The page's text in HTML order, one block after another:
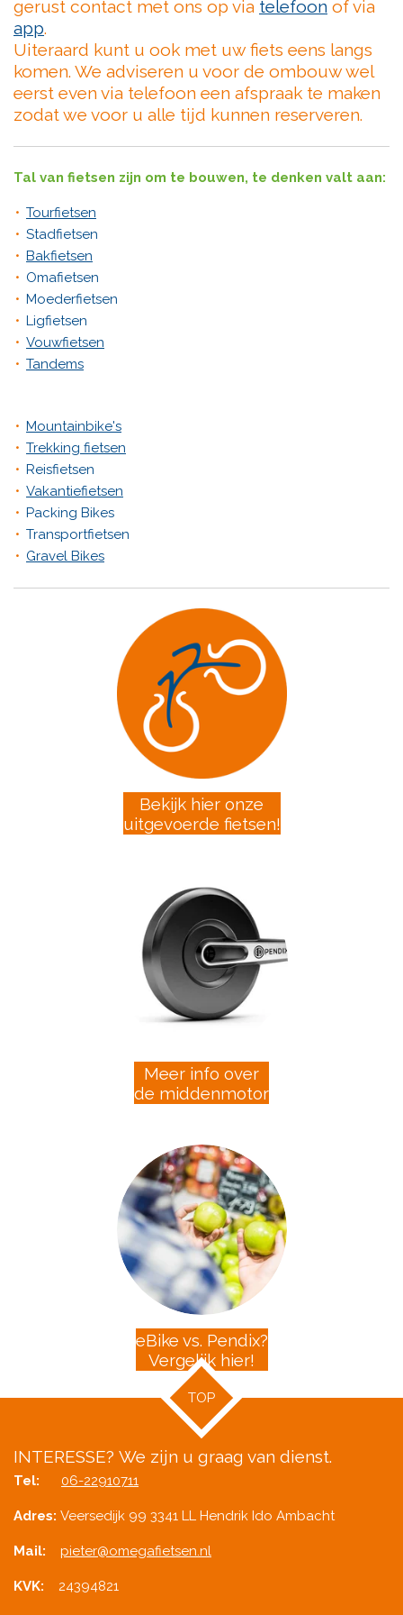
gerust contact met ons op via telefoon of via
app.
Uiteraard kunt u ook met uw fiets eens langs
komen. We adviseren u voor de ombouw wel
eerst even via telefoon een afspraak te maken
zodat we voor u alle tijd kunnen reserveren.
Tal van fietsen zijn om te bouwen, te denken valt aan:
Tourfietsen
Stadfietsen
Bakfietsen
Omafietsen
Moederfietsen
Ligfietsen
Vouwfietsen
Tandems
Mountainbike's
Trekking fietsen
Reisfietsen
Vakantiefietsen
Packing Bikes
Transportfietsen
Gravel Bikes
Bekijk hier onze
uitgevoerde fietsen!
Meer info over
de middenmotor
eBike vs. Pendix?
Vergelijk hier!
TOP
INTERESSE? We zijn u graag van dienst.
Tel: 06-22910711
Adres: Veersedijk 99 3341 LL Hendrik Ido Ambacht
Mail: pieter@omegafietsen.nl
KVK: 24394821